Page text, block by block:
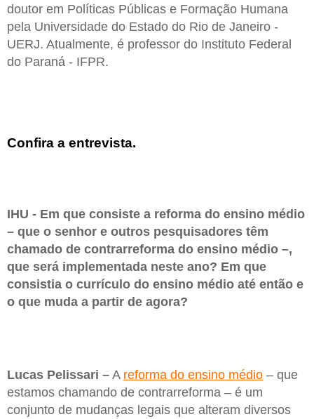
doutor em Políticas Públicas e Formação Humana
pela Universidade do Estado do Rio de Janeiro -
UERJ. Atualmente, é professor do Instituto Federal
do Paraná - IFPR.
Confira a entrevista.
IHU - Em que consiste a reforma do ensino médio
– que o senhor e outros pesquisadores têm
chamado de contrarreforma do ensino médio –,
que será implementada neste ano? Em que
consistia o currículo do ensino médio até então e
o que muda a partir de agora?
Lucas Pelissari – A reforma do ensino médio – que
estamos chamando de contrarreforma – é um
conjunto de mudanças legais que alteram diversos